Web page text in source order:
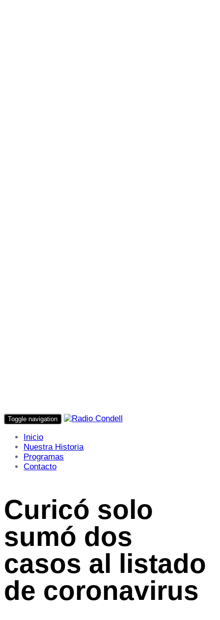
Toggle navigation
Inicio
Nuestra Historia
Programas
Contacto
Curicó solo
sumó dos
casos al listado
de coronavirus